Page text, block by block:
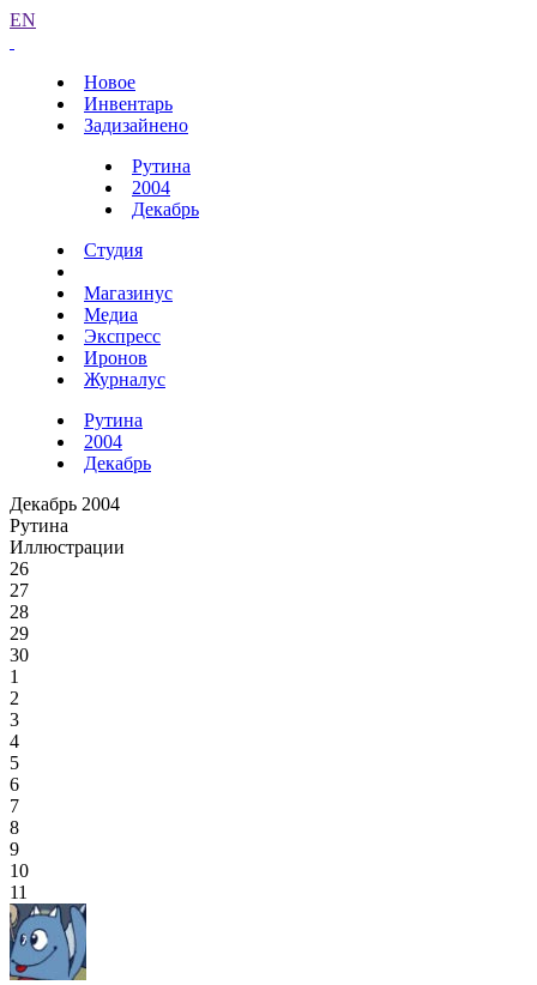
EN
Новое
Инвентарь
Задизайнено
Рутина
2004
Декабрь
Студия
Магазинус
Медиа
Экспресс
Иронов
Журналус
Рутина
2004
Декабрь
Декабрь 2004
Рутина
Иллюстрации
26
27
28
29
30
1
2
3
4
5
6
7
8
9
10
11